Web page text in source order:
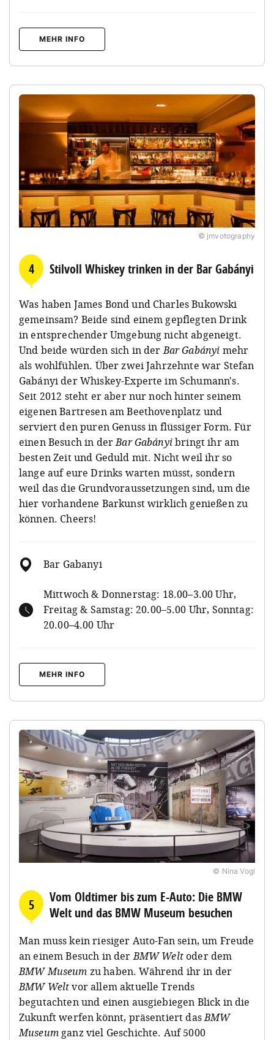
MEHR INFO
© jmvotography
4 Stilvoll Whiskey trinken in der Bar Gabányi
Was haben James Bond und Charles Bukowski
gemeinsam? Beide sind einem gepflegten Drink
in entsprechender Umgebung nicht abgeneigt.
Und beide würden sich in derBar Gabányi mehr
als wohlfühlen. Über zwei Jahrzehnte war Stefan
Gabányi der Whiskey-Experte im Schumann's.
Seit 2012 steht er aber nur noch hinter seinem
eigenen Bartresen am Beethovenplatz und
serviert den puren Genuss in flüssiger Form. Für
einen Besuch in derBar Gabányibringt ihr am
besten Zeit und Geduld mit. Nicht weil ihr so
lange auf eure Drinks warten müsst, sondern
weil das die Grundvoraussetzungen sind, um die
hier vorhandene Barkunst wirklich genießen zu
können. Cheers!
Bar Gabanyi
Mittwoch & Donnerstag: 18.00–3.00 Uhr,
Freitag & Samstag: 20.00–5.00 Uhr, Sonntag:
20.00–4.00 Uhr
MEHR INFO
© Nina Vogl
5
Vom Oldtimer bis zum E-Auto: Die BMW
Welt und das BMW Museum besuchen
Man muss kein riesiger Auto-Fan sein, um Freude
an einem Besuch in derBMW Weltoder dem
BMW Museum zu haben. Während ihr in der
BMW Weltvor allem aktuelle Trends
begutachten und einen ausgiebiegen Blick in die
Zukunft werfen könnt, präsentiert dasBMW
Museumganz viel Geschichte. Auf 5000